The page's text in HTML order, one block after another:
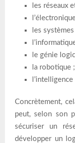
les réseaux
les
le génie
la robotique ;
Concrètement,
peut, selon son
sécuriser un
développer un